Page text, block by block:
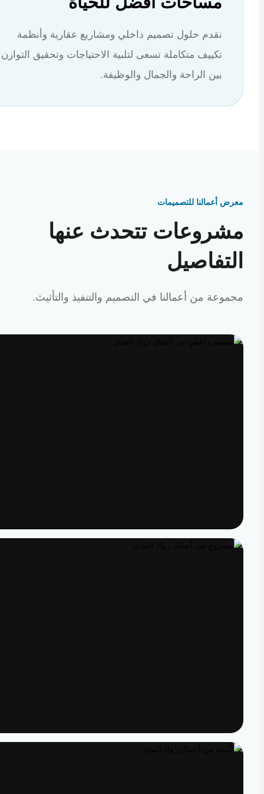
نقدم حلول تصميم داخلي ومشاريع عقارية وأنظمة
تكييف متكاملة تسعى لتلبية الاحتياجات وتحقيق التوازن
بين الراحة والجمال والوظيفة.
أعمالنا للتصميمات
تتحدث عنها
من أعمالنا في التصميم والتنفيذ والتأثيث.
تصميم داخلي